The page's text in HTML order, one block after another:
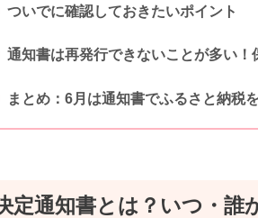
ついでに確認しておきたいポイント
通知書は再発行できないことが多い！
まとめ：6月は通知書でふるさと納税
定通知書とは？いつ・誰